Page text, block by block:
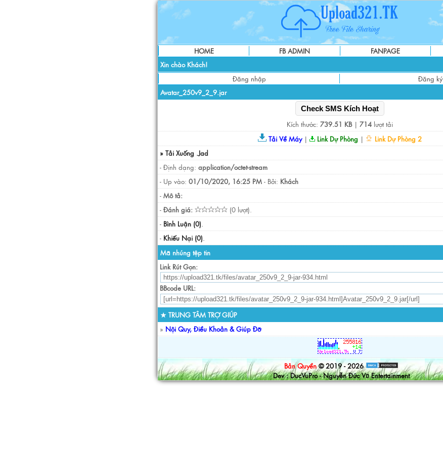
HOME FB ADMIN FANPAGE
Xin chào Khách!
Đăng nhập
Đăng ký
Avatar_250v9_2_9.jar
Check SMS Kích Hoạt
Kích thước: 739.51 KB| 714 lượt tải
Tải Về Máy| Link Dự Phòng |
Link Dự Phòng 2
» Tải Xuống .Jad
- Định dạng: application/octet-stream
- Up vào: 01/10/2020, 16:25 PM - Bởi: Khách
- Mô tả:
- Đánh giá:
(0 lượt).
- Bình Luận (0).
- Khiếu Nại (0).
Mã nhúng tệp tin
Link Rút Gọn:
BBcode URL:
★ TRUNG TÂM TRỢ GIÚP
» Nội Quy, Điều Khoản & Giúp Đỡ
Bản Quyền © 2019 - 2026
Dev : DucVuPro - Nguyễn Đức Vũ Entertainment